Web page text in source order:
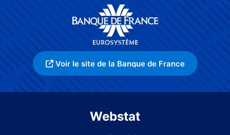
Voir le site de la Banque de France
Webstat